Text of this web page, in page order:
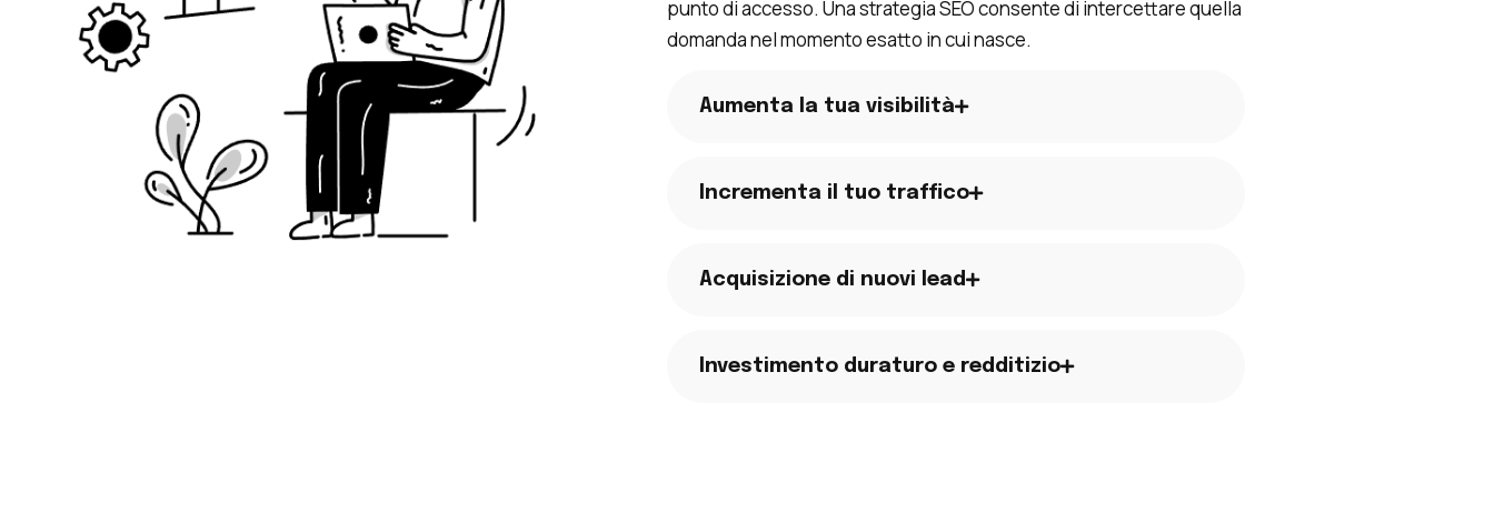
punto di accesso. Una strategia SEO consente di intercettare quella
domanda nel momento esatto in cui nasce.
Aumenta la tua visibilità
Incrementa il tuo traffico
Acquisizione di nuovi lead
Investimento duraturo e redditizio